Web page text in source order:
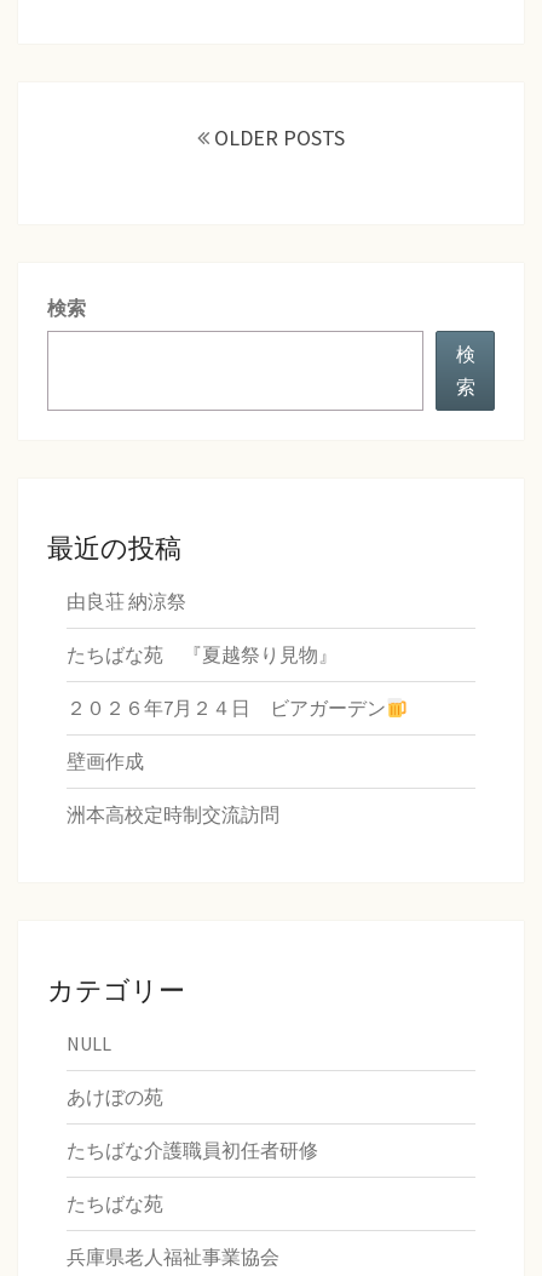
OLDER POSTS
検索
検
索
最近の投稿
由良荘 納涼祭
たちばな苑 『夏越祭り見物』
２０２６年7月２４日 ビアガーデン
壁画作成
洲本高校定時制交流訪問
カテゴリー
NULL
あけぼの苑
たちばな介護職員初任者研修
たちばな苑
兵庫県老人福祉事業協会